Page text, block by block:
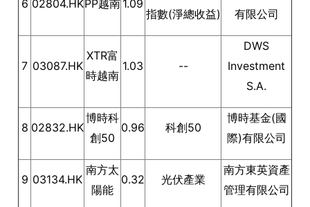
6 02804.HKPP越南 1.09
指數(淨總收益)
有限公司
7 03087.HK
XTR富
時越南
1.03 --
DWS
Investment
S.A.
8 02832.HK
博時科
創50
0.96 科創50
博時基金(國
際)有限公司
9 03134.HK
南方太
陽能
0.32 光伏產業
南方東英資產
管理有限公司